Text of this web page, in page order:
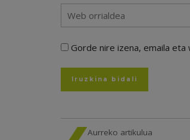
Gorde nire izena, emaila
Aurreko artikulua